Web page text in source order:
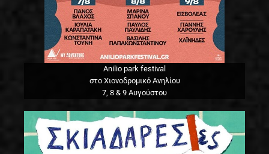
Anilio park festival
στο Χιονοδρομικό Ανηλίου
7, 8 & 9 Αυγούστου